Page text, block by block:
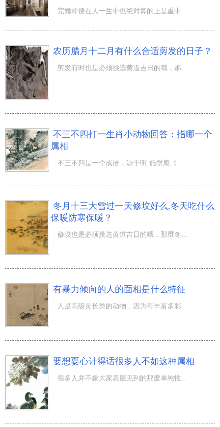
完婚即便在人一生中也绝对算的上是重中之重，不但要提前准备各种各样提前准备工作中，彼此家里的亲朋好友都
农历腊月十二月有什么合适剪发的日子？
不三不四打一生肖小动物回答：指哪一个
属相
冬月十三大雪过一天修坟好么,冬天吃什么
保暖防寒保暖？
修坟也是必须挑选黄道吉日的哦，那麼冬月十三大雪过一天修坟好么,冬天吃什么保暖防寒保暖？ 冬月十三大雪过
有暴力倾向的人的面相是什么特征
人是高级灵长类的动物，因为有丰富多彩的情绪和感情方才和其它动物真正的区别开来。因此每个人的内心中都会
要想耍心计得话很多人不如这种属相
很多人并不象大家表层见到的那麼单纯性，许多 都藏着自身的当心机，一不留神，大家便会被招数了，可是耍心